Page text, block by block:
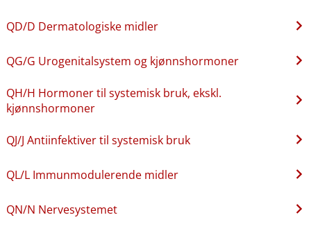
QD​/​D Dermatologiske midler
QG​/​G Urogenitalsystem og kjønnshormoner
QH​/​H Hormoner til systemisk bruk, ekskl.
kjønnshormoner
QJ​/​J Antiinfektiver til systemisk bruk
QL​/​L Immunmodulerende midler
QN​/​N Nervesystemet